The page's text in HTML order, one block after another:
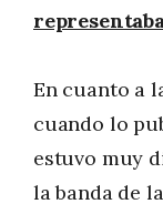
En cuanto a
cuando lo
estuvo muy
la banda de